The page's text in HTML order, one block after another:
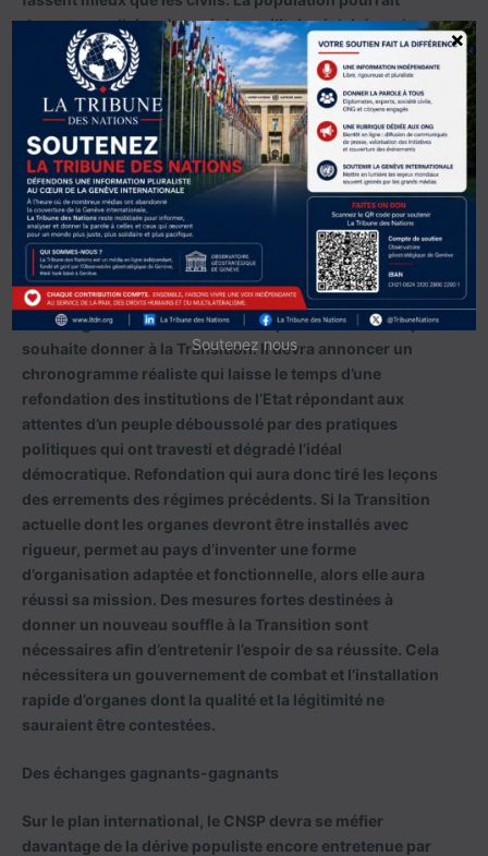
davantage adhérer à un régime militaire éclairé par le
souci de justice et d’équité dans la gestion des affaires
d’un pays plutôt qu’à un Pouvoir civil marqué par la
corruption, la gabegie et la restriction des libertés. Le
pays a besoin d’une vie politique vertueuse mue par le
souci commun de l’intérêt général. Aussi, convient-il à
présent de lancer les bases d’une nouvelle ère dont le
maître mot devra être la bonne gouvernance.
Gouvernance qui respecte les communautés et les
citoyens.
Afin de convaincre, le CNSP gagnerait à clarifier
davantage ses intentions et à indiquer les contours qu’il
souhaite donner à la Transition. Il devra annoncer un
chronogramme réaliste qui laisse le temps d’une
refondation des institutions de l’Etat répondant aux
attentes d’un peuple déboussolé par des pratiques
politiques qui ont travesti et dégradé l’idéal
démocratique. Refondation qui aura donc tiré les leçons
des errements des régimes précédents. Si la Transition
actuelle dont les organes devront être installés avec
rigueur, permet au pays d’inventer une forme
d’organisation adaptée et fonctionnelle, alors elle aura
réussi sa mission. Des mesures fortes destinées à
donner un nouveau souffle à la Transition sont
nécessaires afin d’entretenir l’espoir de sa réussite. Cela
nécessitera un gouvernement de combat et l’installation
rapide d’organes dont la qualité et la légitimité ne
sauraient être contestées.
Des échanges gagnants-gagnants
Sur le plan international, le CNSP devra se méfier
davantage de la dérive populiste encore entretenue par
Soutenez nous
×